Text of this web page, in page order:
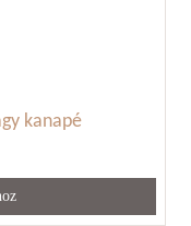
kanapé